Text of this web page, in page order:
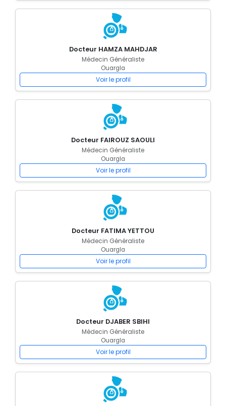
Docteur HAMZA MAHDJAR
Médecin Généraliste
Ouargla
Voir le profil
Docteur FAIROUZ SAOULI
Médecin Généraliste
Ouargla
Voir le profil
Docteur FATIMA YETTOU
Médecin Généraliste
Ouargla
Voir le profil
Docteur DJABER SBIHI
Médecin Généraliste
Ouargla
Voir le profil